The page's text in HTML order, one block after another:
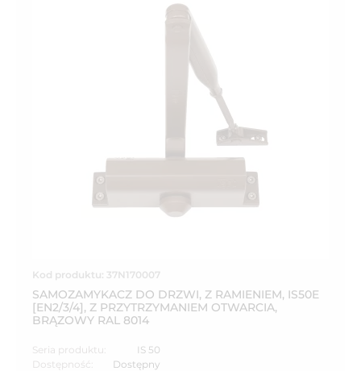
Kod produktu: 37N170007
SAMOZAMYKACZ DO DRZWI, Z RAMIENIEM, IS50E
[EN2/3/4], Z PRZYTRZYMANIEM OTWARCIA,
BRĄZOWY RAL 8014
Seria produktu:
IS 50
Dostępność:
Dostępny